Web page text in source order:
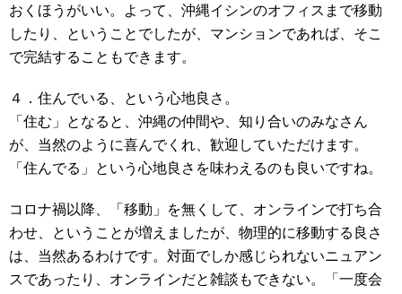
おくほうがいい。よって、沖縄イシンのオフィスまで移動
したり、ということでしたが、マンションであれば、そこ
で完結することもできます。
４．住んでいる、という心地良さ。
「住む」となると、沖縄の仲間や、知り合いのみなさん
が、当然のように喜んでくれ、歓迎していただけます。
「住んでる」という心地良さを味わえるのも良いですね。
コロナ禍以降、「移動」を無くして、オンラインで打ち合
わせ、ということが増えましたが、物理的に移動する良さ
は、当然あるわけです。対面でしか感じられないニュアン
スであったり、オンラインだと雑談もできない。「一度会